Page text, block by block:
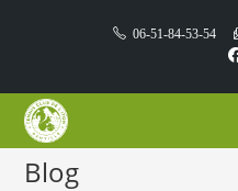
06-51-84-53-54
Blog